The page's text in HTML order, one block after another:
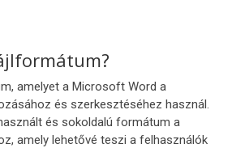
amelyet a Microsoft Word a
és szerkesztéséhez használ.
és sokoldalú formátum a
amely lehetővé teszi a felhasználók